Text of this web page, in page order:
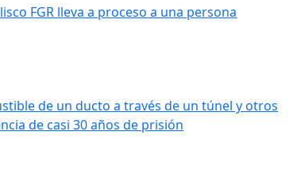
FGR lleva a proceso a una persona
de un ducto a través de un túnel y otros
de casi 30 años de prisión